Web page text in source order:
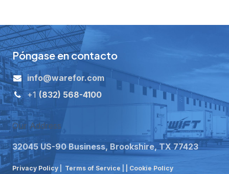
Póngase en contacto
info@warefor.com
+1 (832) 568-4100
Our Address
32045 US-90 Business, Brookshire, TX 77423
Privacy Policy Terms of Service | Cookie Policy